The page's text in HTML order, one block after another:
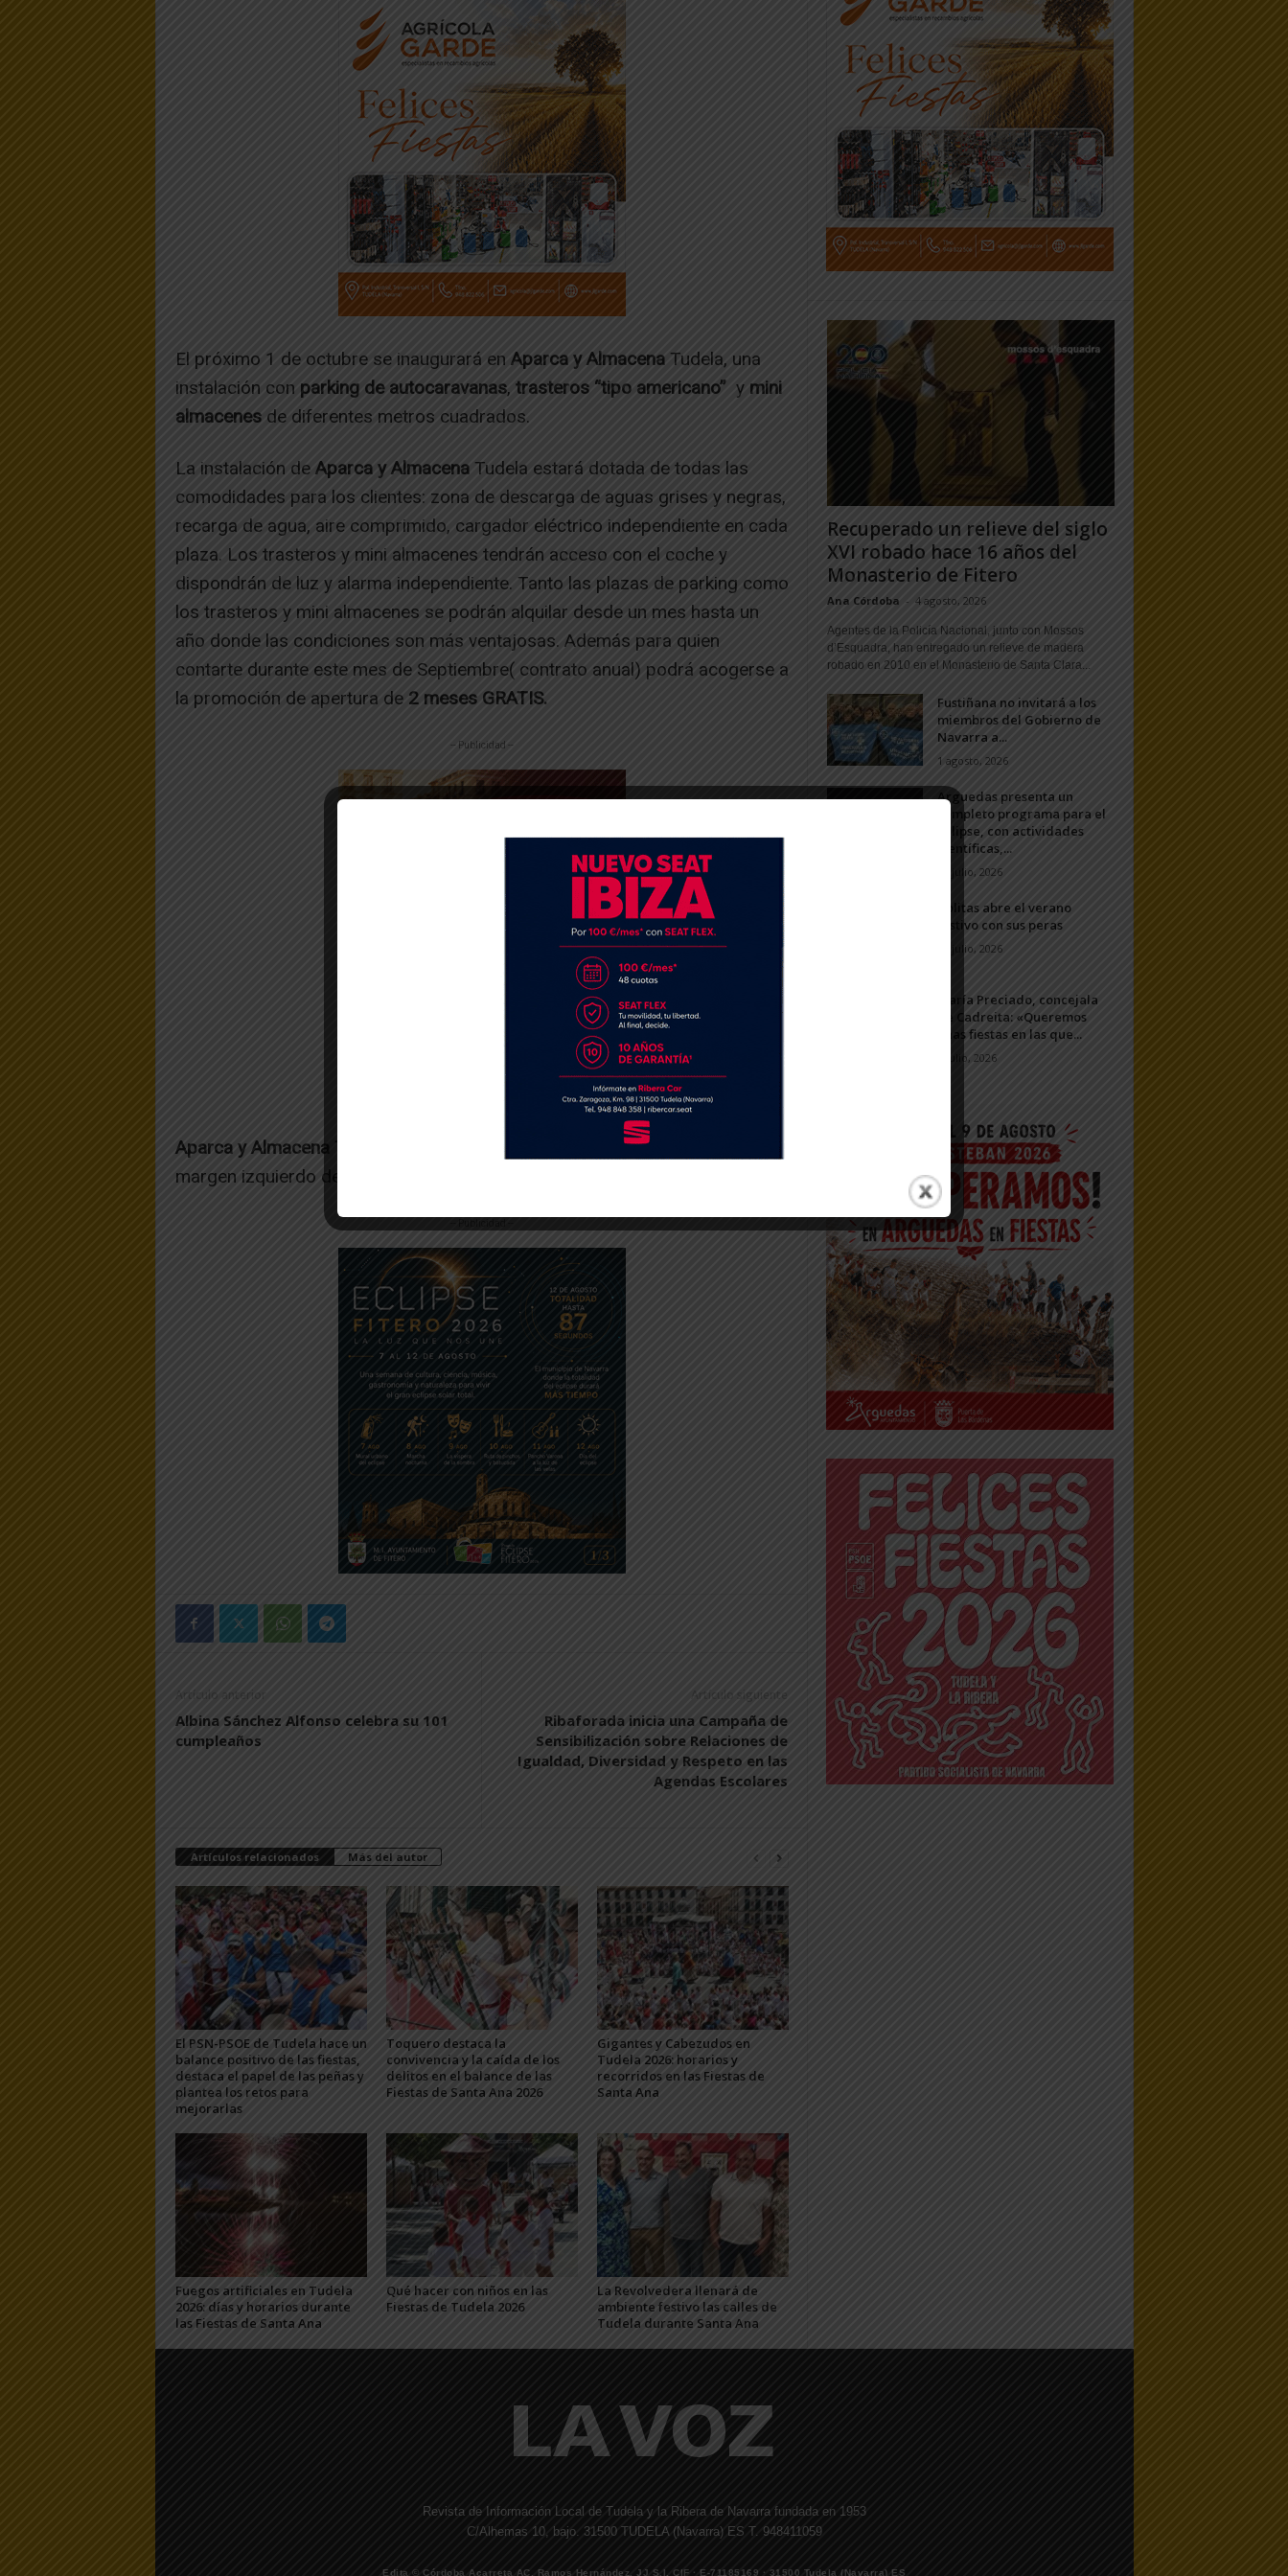
El próximo 1 de octubre se inaugurará en Aparca y AlmacenaTudela, una
instalación con parking de autocaravanas, trasteros “tipo americano”y mini
almacenesde diferentes metros cuadrados.
La instalación de Aparca y AlmacenaTudela estará dotada de todas las
comodidades para los clientes: zona de descarga de aguas grises y negras,
recarga de agua, aire comprimido, cargador eléctrico independiente en cada
plaza. Los trasteros y mini almacenes tendrán acceso con el coche y
dispondrán de luz y alarma independiente. Tanto las plazas de parking como
los trasteros y mini almacenes se podrán alquilar desde un mes hasta un
año donde las condiciones son más ventajosas. Además para quien
contarte durante este mes de Septiembre( contrato anual) podrá acogerse a
la promoción de apertura de 2 meses GRATIS.
-- Publicidad --
Aparca y Almacena Tudela se encuentra en el Polígono de Canraso
margen izquierdo de la Ctra. de Alfaro, saliendo de Tudela.
Artículo anterior
Albina Sánchez Alfonso celebra su 101
cumpleaños
Artículo siguiente
Ribaforada inicia una Campaña de
Sensibilización sobre Relaciones de
Igualdad, Diversidad y Respeto en las
Agendas Escolares
Artículos relacionados Más del autor
El PSN-PSOE de Tudela hace un
balance positivo de las fiestas,
destaca el papel de las peñas y
plantea los retos para
mejorarlas
Toquero destaca la
convivencia y la caída de los
delitos en el balance de las
Fiestas de Santa Ana 2026
Gigantes y Cabezudos en
Tudela 2026: horarios y
recorridos en las Fiestas de
Santa Ana
Fuegos artificiales en Tudela
2026: días y horarios durante
las Fiestas de Santa Ana
Qué hacer con niños en las
Fiestas de Tudela 2026
La Revolvedera llenará de
ambiente festivo las calles de
Tudela durante Santa Ana
Recuperado un relieve del siglo
XVI robado hace 16 años del
Monasterio de Fitero
Ana Córdoba - 4 agosto, 2026
Agentes de la Policía Nacional, junto con Mossos
d’Esquadra, han entregado un relieve de madera
robado en 2010 en el Monasterio de Santa Clara...
Fustiñana no invitará a los
miembros del Gobierno de
Navarra a...
1 agosto, 2026
Arguedas presenta un
completo programa para el
eclipse, con actividades
científicas,...
20 julio, 2026
Ablitas abre el verano
festivo con sus peras
11 julio, 2026
María Preciado, concejala
de Cadreita: «Queremos
unas fiestas en las que...
7 julio, 2026
Revista de Información Local de Tudela y la Ribera de Navarra fundada en 1953
C/Alhemas 10, bajo. 31500 TUDELA (Navarra) ES T. 948411059
Edita © Córdoba Acarreta AC, Ramos Hernández, JJ S.I. CIF · E-71185169 · 31500 Tudela (Navarra) ES